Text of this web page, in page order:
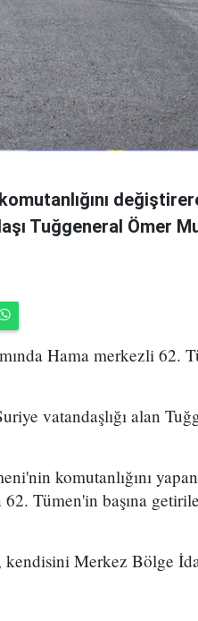
Tuğgeneral Ömer
Hama merkezli 62.
vatandaşlığı alan
komutanlığını
62. Tümen'in başına
kendisini Merkez Bölge